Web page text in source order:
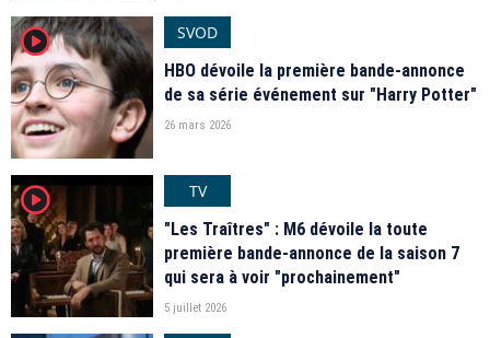
player2
SVOD
HBO dévoile la première bande-annonce
de sa série événement sur "Harry Potter"
26 mars 2026
player2
TV
"Les Traîtres" : M6 dévoile la toute
première bande-annonce de la saison 7
qui sera à voir "prochainement"
5 juillet 2026